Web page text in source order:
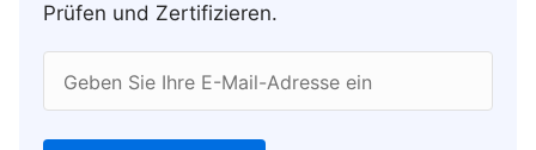
Prüfen und Zertifizieren.
Geben Sie Ihre E-Mail-Adresse ein